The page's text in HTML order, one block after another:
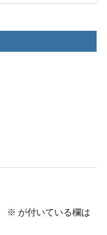
※ が付いている欄は